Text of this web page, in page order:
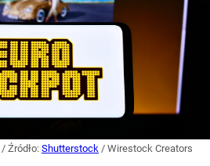
/ Źródło: Shutterstock / Wirestock Creators